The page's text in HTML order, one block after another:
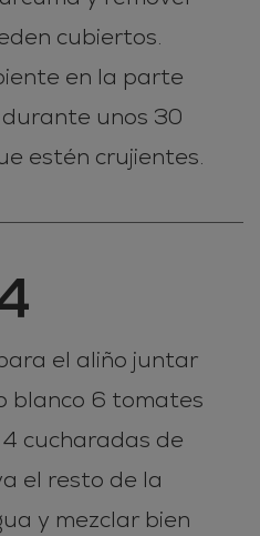
cubiertos.
en la parte
unos 30
estén crujientes.
el aliño juntar
blanco 6 tomates
cucharadas de
el resto de la
y mezclar bien